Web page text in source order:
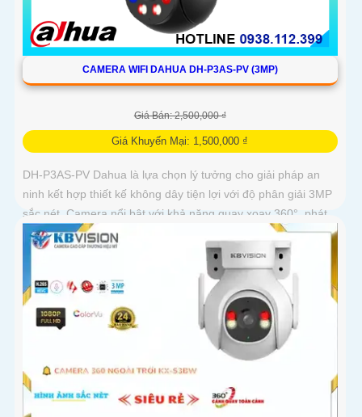
CAMERA WIFI DAHUA DH-P3AS-PV (3MP)
Giá Bán: 2,500,000 ₫
Giá Khuyến Mại: 1,500,000 ₫
DH-P3AS-PV Dahua là lựa chọn lý tưởng cho giải pháp an
ninh kết hợp thiết kế không dây tiện lợi với độ phân giải 3MP
sắc nét. Camera nổi bật với khả năng quay xoay 360°, phát
hiện chính xác người và phương tiện, cảnh báo tức thì bằng
đèn nháy và còi hú